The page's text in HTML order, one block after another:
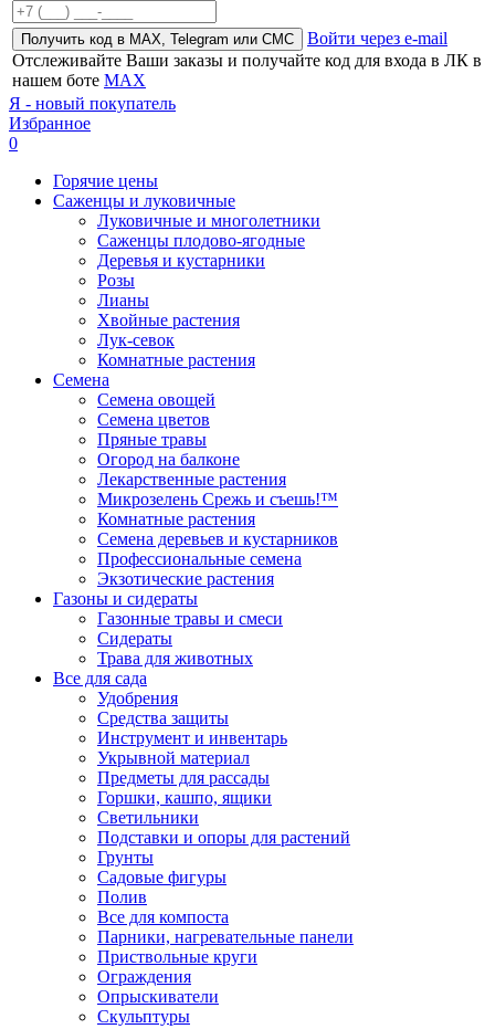
Получить код в MAX, Telegram или СМС
Войти через e-mail
Отслеживайте Ваши заказы и получайте код для входа в ЛК в
нашем боте MAX
Я - новый покупатель
Избранное
0
Горячие цены
Саженцы и луковичные
Луковичные и многолетники
Саженцы плодово-ягодные
Деревья и кустарники
Розы
Лианы
Хвойные растения
Лук-севок
Комнатные растения
Семена
Семена овощей
Семена цветов
Пряные травы
Огород на балконе
Лекарственные растения
Микрозелень Срежь и съешь!™
Комнатные растения
Семена деревьев и кустарников
Профессиональные семена
Экзотические растения
Газоны и сидераты
Газонные травы и смеси
Сидераты
Трава для животных
Все для сада
Удобрения
Средства защиты
Инструмент и инвентарь
Укрывной материал
Предметы для рассады
Горшки, кашпо, ящики
Светильники
Подставки и опоры для растений
Грунты
Садовые фигуры
Полив
Все для компоста
Парники, нагревательные панели
Приствольные круги
Ограждения
Опрыскиватели
Скульптуры